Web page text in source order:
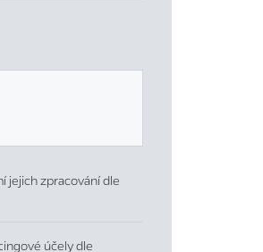
jejich zpracování dle
účely dle